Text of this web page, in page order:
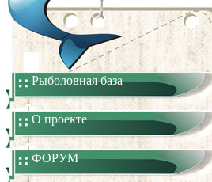
Рыболовная база
О проекте
ФОРУМ